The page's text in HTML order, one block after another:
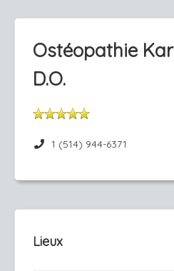
Ostéopathie
D.O.
1 (514) 944-6371
Lieux